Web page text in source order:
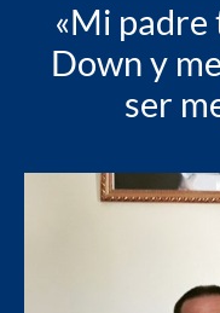
«Mi padre
Down y
ser